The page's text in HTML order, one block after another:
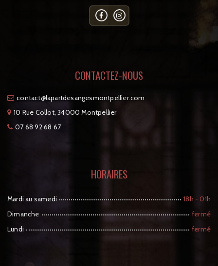
CONTACTEZ-NOUS
moc.reilleptnomsegnasedtrapal@
tcatnoc
10 Rue Collot, 34000 Montpellier
07 68 92 68 67
HORAIRES
Mardi au samedi
18h - 01h
Dimanche
fermé
Lundi
fermé